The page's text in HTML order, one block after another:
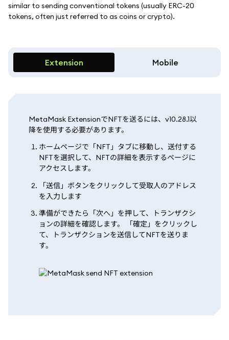
similar to sending conventional tokens (usually ERC-20
tokens, often just referred to as coins or crypto).
Extension Mobile
MetaMask ExtensionでNFTを送るには、v10.28.1以
降を使用する必要があります。
ホームページで「NFT」タブに移動し、送付する
NFTを選択して、NFTの詳細を表示するページに
アクセスします。
「送信」ボタンをクリックして受取人のアドレス
を入力します
準備ができたら「次へ」を押して、トランザクシ
ョンの詳細を確認します。 「確定」をクリックし
て、トランザクションを送信してNFTを送りま
す。